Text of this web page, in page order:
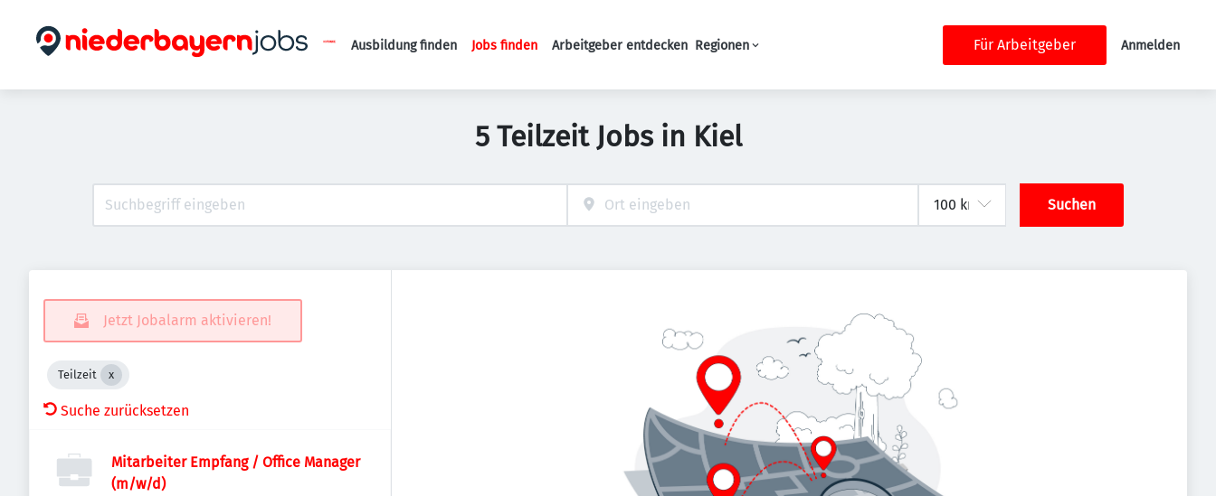
Haupt-Navigation
Ausbildung finden Jobs finden Arbeitgeber entdecken Regionen Für Arbeitgeber Anmelden
5 Teilzeit Jobs in Kiel
Suchen
Jetzt Jobalarm aktivieren!
Teilzeit
Suche zurücksetzen
Mitarbeiter Empfang / Office Manager
(m/w/d)